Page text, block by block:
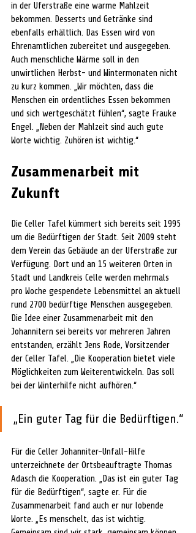
in der Uferstraße eine warme Mahlzeit
bekommen. Desserts und Getränke sind
ebenfalls erhältlich. Das Essen wird von
Ehrenamtlichen zubereitet und ausgegeben.
Auch menschliche Wärme soll in den
unwirtlichen Herbst- und Wintermonaten nicht
zu kurz kommen. „Wir möchten, dass die
Menschen ein ordentliches Essen bekommen
und sich wertgeschätzt fühlen“, sagte Frauke
Engel. „Neben der Mahlzeit sind auch gute
Worte wichtig. Zuhören ist wichtig.“
Zusammenarbeit mit
Zukunft
Die Celler Tafel kümmert sich bereits seit 1995
um die Bedürftigen der Stadt. Seit 2009 steht
dem Verein das Gebäude an der Uferstraße zur
Verfügung. Dort und an 15 weiteren Orten in
Stadt und Landkreis Celle werden mehrmals
pro Woche gespendete Lebensmittel an aktuell
rund 2700 bedürftige Menschen ausgegeben.
Die Idee einer Zusammenarbeit mit den
Johannitern sei bereits vor mehreren Jahren
entstanden, erzählt Jens Rode, Vorsitzender
der Celler Tafel. „Die Kooperation bietet viele
Möglichkeiten zum Weiterentwickeln. Das soll
bei der Winterhilfe nicht aufhören.“
„Ein guter Tag für die Bedürftigen.“
Für die Celler Johanniter-Unfall-Hilfe
unterzeichnete der Ortsbeauftragte Thomas
Adasch die Kooperation. „Das ist ein guter Tag
für die Bedürftigen“, sagte er. Für die
Zusammenarbeit fand auch er nur lobende
Worte. „Es menschelt, das ist wichtig.